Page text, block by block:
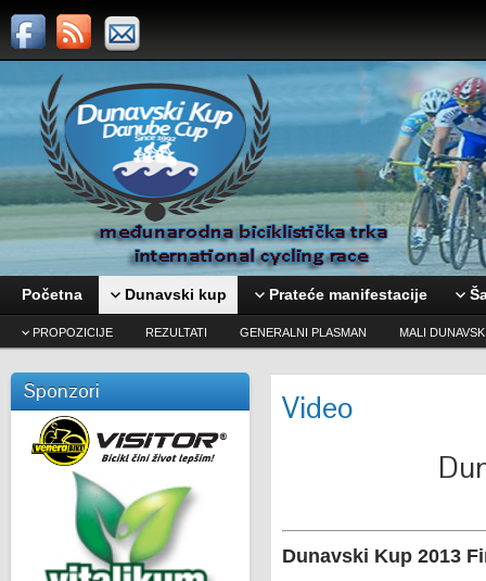
Početna Dunavski kup Prateće manifestacije
PROPOZICIJE REZULTATI GENERALNI PLASMAN MALI
Sponzori Video
Dunavski Kup 2013